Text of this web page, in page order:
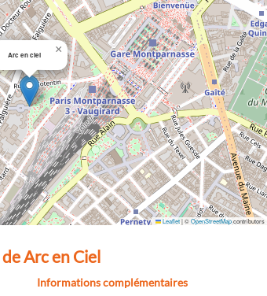
Arc en ciel ×
Leaflet|©OpenStreetMapcontributors
Arc en Ciel
Informations complémentaires